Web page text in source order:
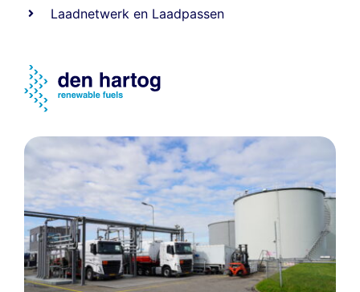
Laadnetwerk en Laadpassen